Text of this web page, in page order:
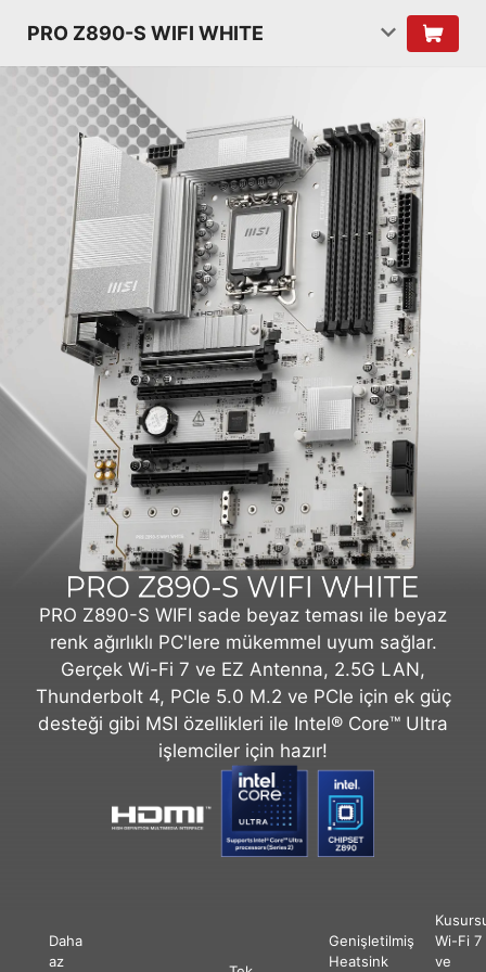
PRO Z890-S WIFI WHITE
PRO Z890-S WIFI sade beyaz teması ile beyaz
renk ağırlıklı PC'lere mükemmel uyum sağlar.
Gerçek Wi-Fi 7 ve EZ Antenna, 2.5G LAN,
Thunderbolt 4, PCIe 5.0 M.2 ve PCIe için ek güç
desteği gibi MSI özellikleri ile Intel® Core™ Ultra
işlemciler için hazır!
Daha
az
Genişletilmiş
Heatsink
Wi-Fi 7
ve